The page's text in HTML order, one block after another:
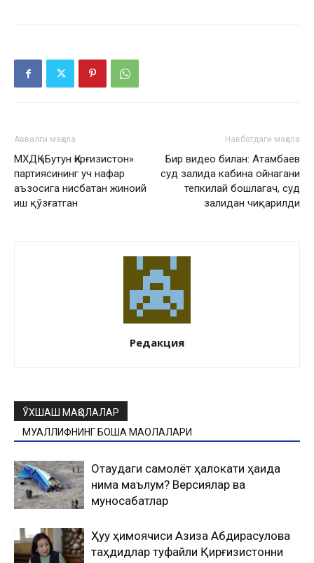
Аввалги мақола
МХДҚ «Бутун Қирғизистон»
партиясининг уч нафар
аъзосига нисбатан жиноий
иш қўзғатган
Навбатдаги мақола
Бир видео билан: Атамбаев
суд залида кабина ойнагани
тепкилай бошлагач, суд
залидан чиқарилди
Редакция
ЎХШАШ МАҚОЛАЛАР
МУАЛЛИФНИНГ БОШҚА МАҚОЛАЛАРИ
Оқтаудаги самолёт ҳалокати ҳақида
нима маълум? Версиялар ва
муносабатлар
Ҳуқуқ ҳимоячиси Азиза Абдирасулова
таҳдидлар туфайли Қирғизистонни